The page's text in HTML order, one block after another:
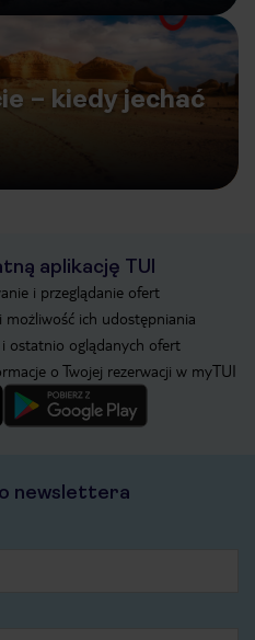
– kiedy jechać
aplikację TUI
i przeglądanie ofert
ich udostępniania
ostatnio oglądanych ofert
o Twojej rezerwacji w myTUI
newslettera